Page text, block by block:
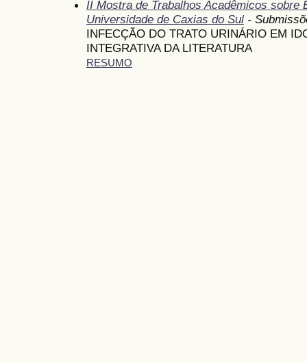
II Mostra de Trabalhos Acadêmicos sobre
Universidade de Caxias do Sul -
INFECÇÃO DO TRATO URINÁRIO EM
INTEGRATIVA DA LITERATURA
RESUMO